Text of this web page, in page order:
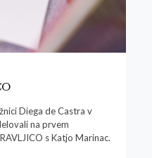
Diega de Castra v
na prvem
s Katjo Marinac.